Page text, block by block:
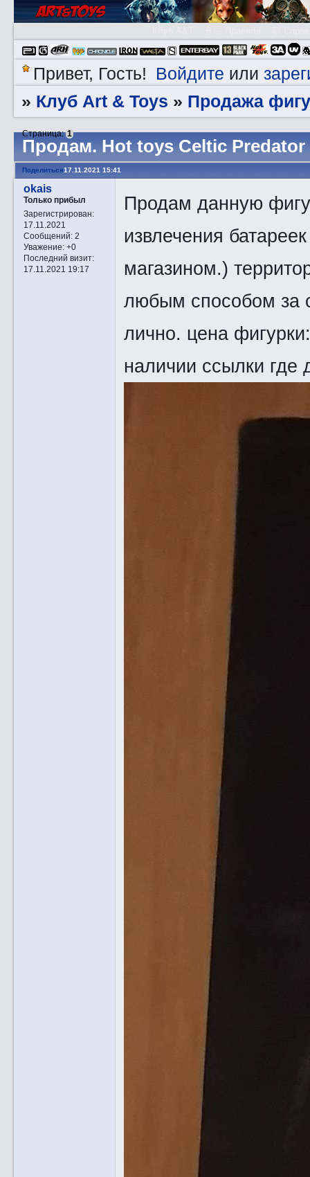
Привет, Гость! Войдите или
» Клуб Art & Toys » Продажа
Прoдам. Hot toys Celtic Predator
Страница:1
Поделиться17.11.2021 15:41
okais
Только прибыл
Зарегистрирован:
17.11.2021
Сообщений:2
Уважение: +0
Последний визит:
17.11.2021 19:17
Продам данную
извлечения
магазином.)
любым способом за
лично. цена
наличии ссылки где